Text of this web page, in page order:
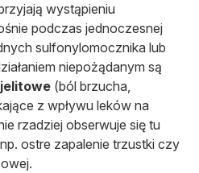
wystąpieniu
podczas jednoczesnej
sulfonylomocznika lub
niepożądanym są
(ból brzucha,
z wpływu leków na
rzadziej obserwuje się tu
ostre zapalenie trzustki czy